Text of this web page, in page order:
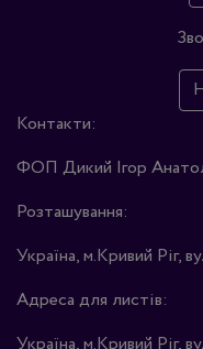
Контакти:
ФОП Дикий Ігор
Розташування:
Україна, м.Кривий Ріг,
Адреса для листів:
Україна, м.Кривий Ріг,